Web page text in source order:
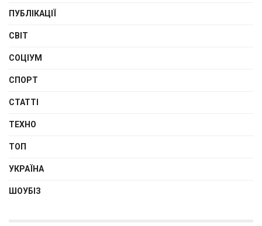
ПУБЛІКАЦІЇ
СВІТ
СОЦІУМ
СПОРТ
СТАТТІ
ТЕХНО
ТОП
УКРАЇНА
ШОУБІЗ